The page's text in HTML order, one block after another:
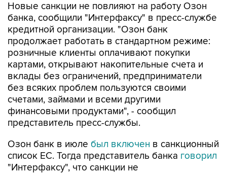
Новые санкции не повлияют на работу Озон
банка, сообщили "Интерфаксу" в пресс-службе
кредитной организации. "Озон банк
продолжает работать в стандартном режиме:
розничные клиенты оплачивают покупки
картами, открывают накопительные счета и
вклады без ограничений, предприниматели
без всяких проблем пользуются своими
счетами, займами и всеми другими
финансовыми продуктами", - сообщил
представитель пресс-службы.
Озон банк в июле был включен в санкционный
список ЕС. Тогда представитель банка говорил
"Интерфаксу", что санкции не